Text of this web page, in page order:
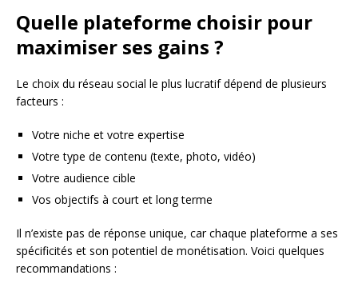
Quelle plateforme choisir pour
maximiser ses gains ?
Le choix du réseau social le plus lucratif dépend de plusieurs
facteurs :
Votre niche et votre expertise
Votre type de contenu (texte, photo, vidéo)
Votre audience cible
Vos objectifs à court et long terme
Il n’existe pas de réponse unique, car chaque plateforme a ses
spécificités et son potentiel de monétisation. Voici quelques
recommandations :